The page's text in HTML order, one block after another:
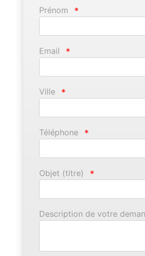
Prénom *
Email *
Ville *
Téléphone *
Objet (titre) *
Description de votre